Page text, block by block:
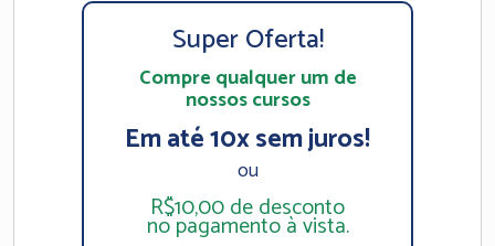
Super Oferta!
Compre qualquer um de
nossos cursos
Em até 10x sem juros!
ou
R$10,00 de desconto
no pagamento à vista.